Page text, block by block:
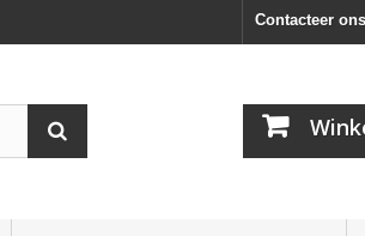
Contacteer ons